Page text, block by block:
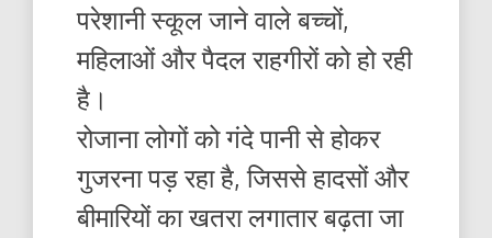
परेशानी स्कूल जाने वाले बच्चों,
महिलाओं और पैदल राहगीरों को हो रही
है।
रोजाना लोगों को गंदे पानी से होकर
गुजरना पड़ रहा है, जिससे हादसों और
बीमारियों का खतरा लगातार बढ़ता जा